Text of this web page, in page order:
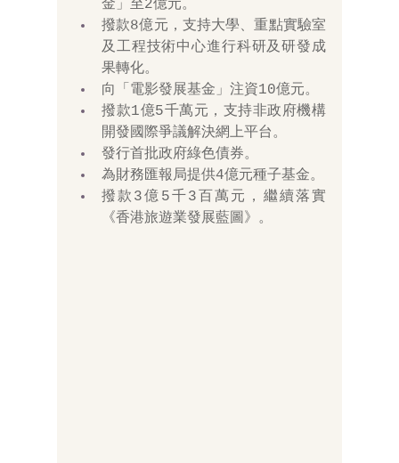
金」至2億元。
撥款8億元，支持大學、重點實驗室
及工程技術中心進行科研及研發成
果轉化。
撥款1億5千萬元，支持非政府機構
開發國際爭議解決網上平台。
發行首批政府綠色債券。
撥款3億5千3百萬元，繼續落實
《香港旅遊業發展藍圖》。